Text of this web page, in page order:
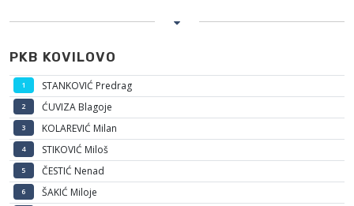
PKB KOVILOVO
1 STANKOVIĆ Predrag
2 ĆUVIZA Blagoje
3 KOLAREVIĆ Milan
4 STIKOVIĆ Miloš
5 ČESTIĆ Nenad
6 ŠAKIĆ Miloje